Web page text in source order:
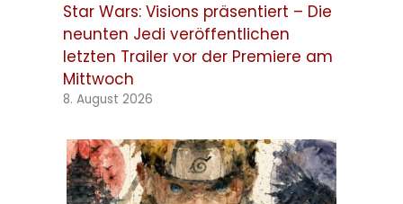
Star Wars: Visions präsentiert – Die
neunten Jedi veröffentlichen
letzten Trailer vor der Premiere am
Mittwoch
8. August 2026